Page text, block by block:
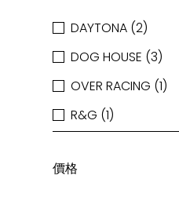
DAYTONA (2)
DOG HOUSE (3)
OVER RACING (1)
R&G (1)
價格